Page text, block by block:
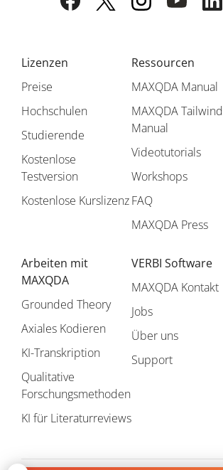
Lizenzen
Preise
Hochschulen
Studierende
Kostenlose
Testversion
Kostenlose Kurslizenz
Ressourcen
MAXQDA Manual
MAXQDA Tailwind
Manual
Videotutorials
Workshops
FAQ
MAXQDA Press
Arbeiten mit
MAXQDA
Grounded Theory
Axiales Kodieren
KI-Transkription
Qualitative
Forschungsmethoden
KI für Literaturreviews
VERBI Software
MAXQDA Kontakt
Jobs
Über uns
Support